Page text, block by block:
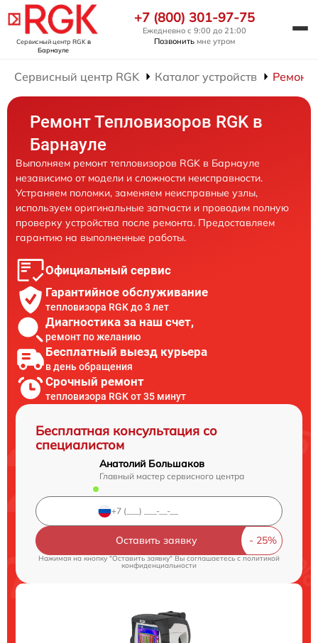
Сервисный центр RGKв
Барнауле
+7 (800) 301-97-75
Ежедневно с 9:00 до 21:00
Позвонить мне утром
Сервисный центр RGK Каталог устройств Ремонт
Ремонт Тепловизоров RGK в
Барнауле
Выполняем ремонт тепловизоров RGK в Барнауле
независимо от модели и сложности неисправности.
Устраняем поломки, заменяем неисправные узлы,
используем оригинальные запчасти и проводим полную
проверку устройства после ремонта. Предоставляем
гарантию на выполненные работы.
Официальный сервис
Гарантийное обслуживание
тепловизора RGK до 3 лет
Диагностика за наш счет,
ремонт по желанию
Бесплатный выезд курьера
в день обращения
Срочный ремонт
тепловизора RGK от 35 минут
Бесплатная консультация со
специалистом
Анатолий Большаков
Главный мастер сервисного центра
Оставить заявку
Нажимая на кнопку "Оставить заявку" Вы соглашаетесь cполитикой
конфиденциальности